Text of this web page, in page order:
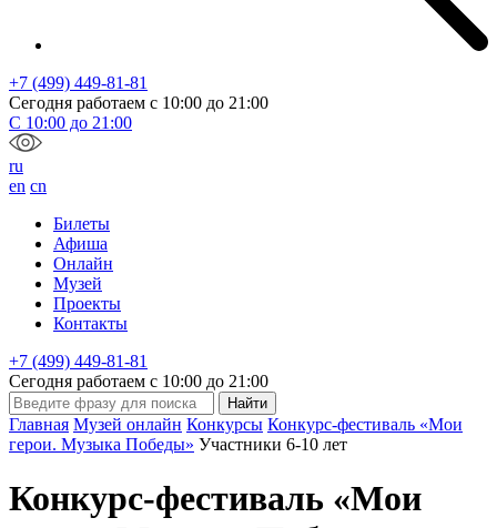
+7 (499) 449-81-81
Сегодня работаем с 10:00 до 21:00
С 10:00 до 21:00
ru
en cn
Билеты
Афиша
Онлайн
Музей
Проекты
Контакты
+7 (499) 449-81-81
Сегодня работаем с 10:00 до 21:00
Главная Музей онлайн Конкурсы Конкурс-фестиваль «Мои
герои. Музыка Победы» Участники 6-10 лет
Конкурс-фестиваль «Мои